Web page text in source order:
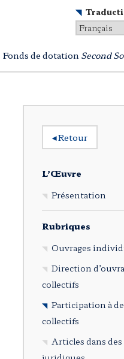
Fonds de dotation Second
◂Retour
L’Œuvre
Présentation
Rubriques
Ouvrages
Direction
collectifs
Participation à
collectifs
Articles dans